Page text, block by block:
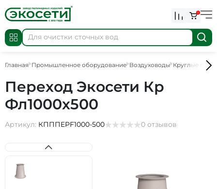
0
Главная Промышленное оборудование Воздуховоды Круглые
Переход Экосети Кр
Фл1000х500
Артикул: КПППEPF1000-500 0 отзывов